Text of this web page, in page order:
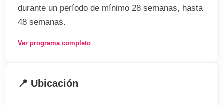
durante un período de mínimo 28 semanas, hasta
48 semanas.
Tendrás un tutor personal que hará un
seminarios adicionales y supervisión continua por
Ver programa completo
📍 Ubicación